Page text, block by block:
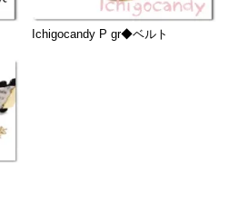
Ichigocandy P gr◆ベルト